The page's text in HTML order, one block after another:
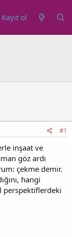
Kayıt ol
#1
inşaat ve
göz ardı
çekme demir.
hangi
perspektiflerdeki